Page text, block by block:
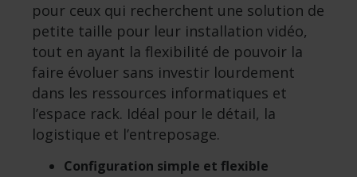
pour ceux qui recherchent une solution de
petite taille pour leur installation vidéo,
tout en ayant la flexibilité de pouvoir la
faire évoluer sans investir lourdement
dans les ressources informatiques et
l’espace rack. Idéal pour le détail, la
logistique et l’entreposage.
Configuration simple et flexible